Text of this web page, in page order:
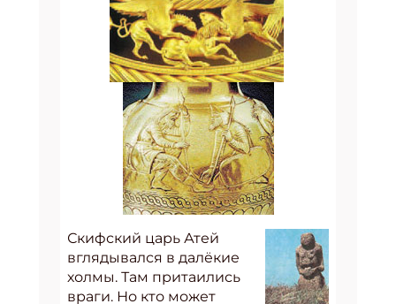
Скифский царь Атей
вглядывался в далёкие
холмы. Там притаились
враги. Но кто может